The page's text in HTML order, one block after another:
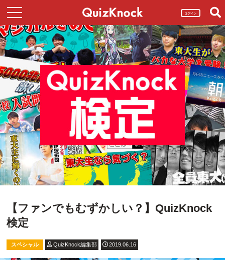
ログイン
【ファンでもむずかしい？】QuizKnock
検定
スペシャル QuizKnock編集部 2019.06.16